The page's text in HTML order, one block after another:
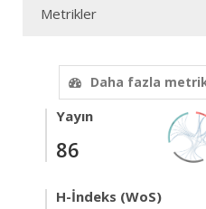
Metrikler
Daha fazla
Yayın
86
H-İndeks (WoS)